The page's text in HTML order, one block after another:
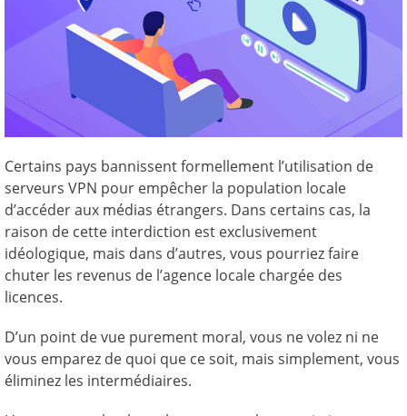
Certains pays bannissent formellement l’utilisation de
serveurs VPN pour empêcher la population locale
d’accéder aux médias étrangers. Dans certains cas, la
raison de cette interdiction est exclusivement
idéologique, mais dans d’autres, vous pourriez faire
chuter les revenus de l’agence locale chargée des
licences.
D’un point de vue purement moral, vous ne volez ni ne
vous emparez de quoi que ce soit, mais simplement, vous
éliminez les intermédiaires.